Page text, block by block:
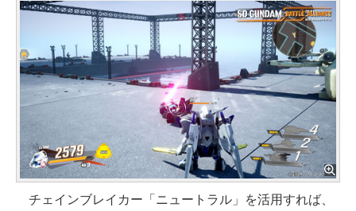
チェインブレイカー「ニュートラル」を活用すれば、